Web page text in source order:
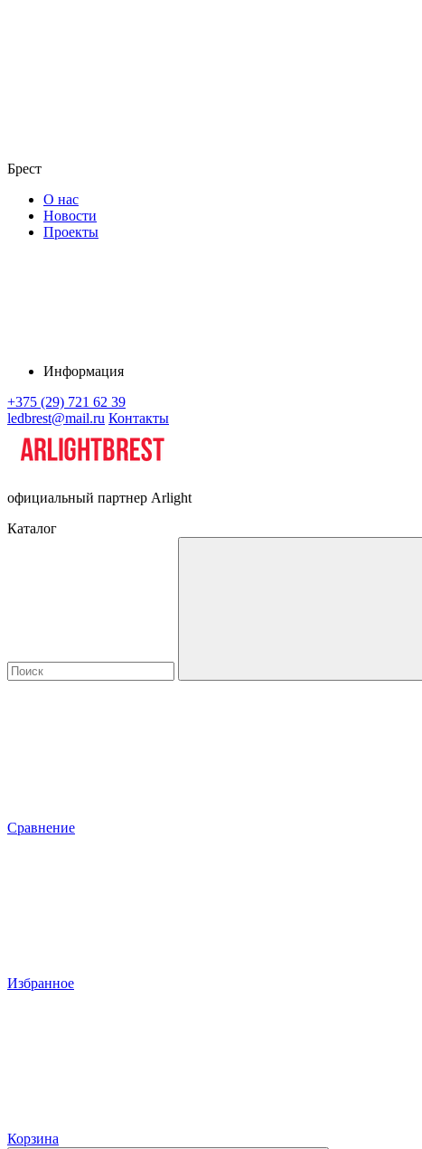
Брест
О нас
Новости
Проекты
Информация
+375 (29) 721 62 39
ledbrest@mail.ru Контакты
официальный партнер Arlight
Каталог
Сравнение
Избранное
Корзина